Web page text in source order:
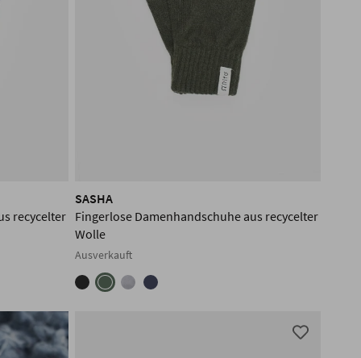
recycelter
SASHA
Fingerlose Damenhandschuhe aus recycelter
Wolle
Ausverkauft